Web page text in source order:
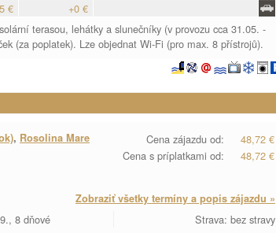
€
+0 €
terasou, lehátky a slunečníky (v provozu cca 31.05. -
(za poplatek). Lze objednat Wi-Fi (pro max. 8 přístrojů).
Cena zájazdu od:
48,72 €
Cena s príplatkami od:
48,72 €
, Rosolina Mare
Zobraziť všetky termíny a popis zájazdu »
8 dňové Strava: bez stravy